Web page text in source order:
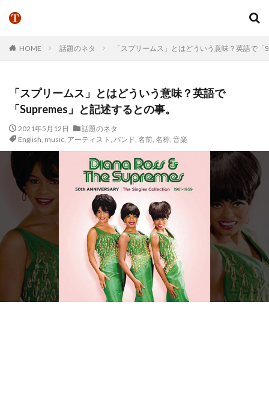
HOME 話題のネタ 「スプリームス」とはどういう意味？英語で
「スプリームス」とはどういう意味？英語で
「Supremes」と記述するとの事。
2021年5月12日
話題のネタ
English, music, アーティスト , バンド, 名前, 名称, 音楽